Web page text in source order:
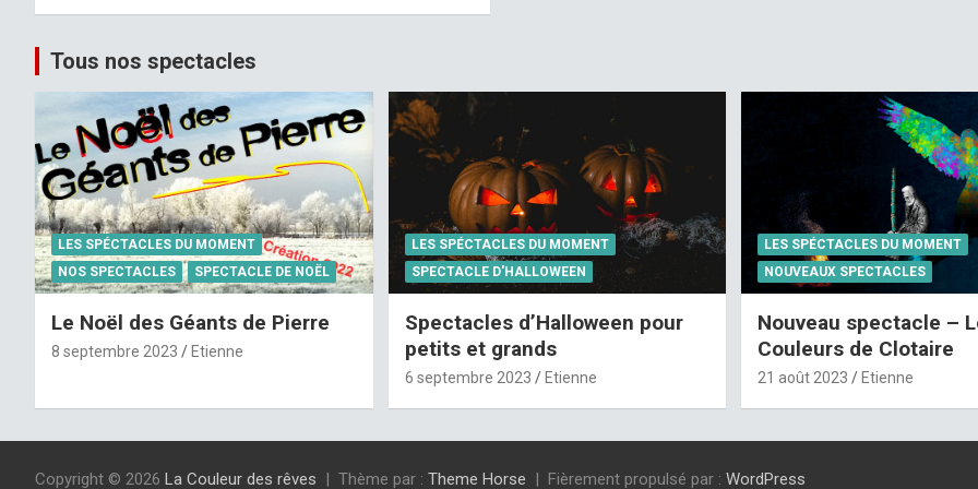
Tous nos spectacles
LES SPÉCTACLES DU MOMENT
NOS SPECTACLES
SPECTACLE DE NOËL
Le Noël des Géants de Pierre
8 septembre 2023 Etienne
LES SPÉCTACLES DU MOMENT
SPECTACLE D'HALLOWEEN
Spectacles d’Halloween pour
petits et grands
6 septembre 2023 Etienne
LES SPÉCTACLES DU MOMENT
NOUVEAUX SPECTACLES
Nouveau spectacle –
Couleurs de Clotaire
21 août 2023 Etienne
Copyright © 2026 La Couleur des rêves Thème par : Theme Horse Fièrement propulsé par : WordPress